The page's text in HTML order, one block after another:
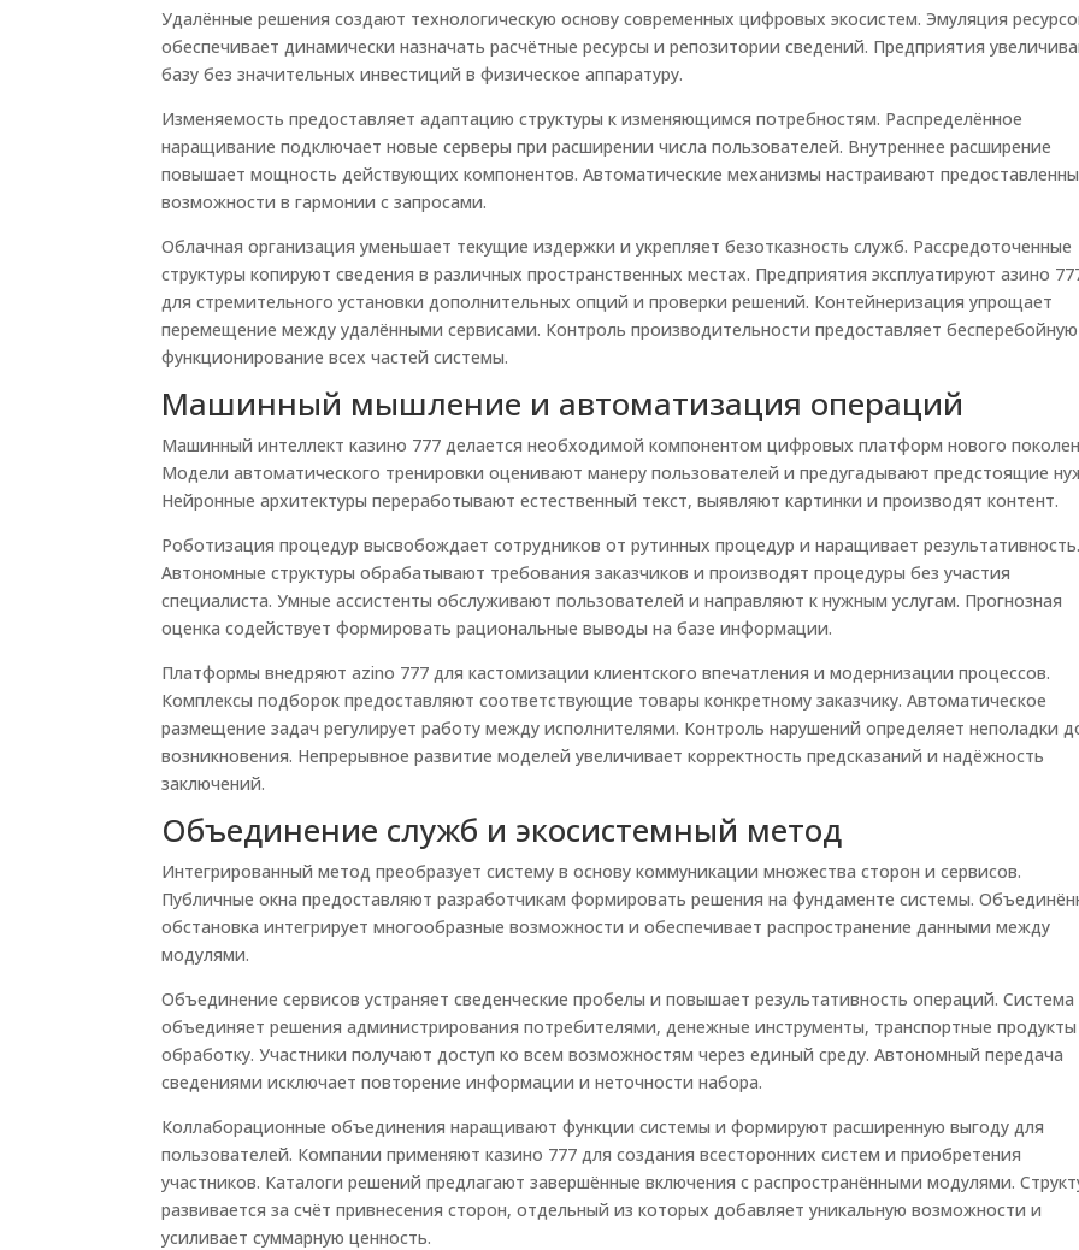
Удалённые решения создают технологическую основу современных цифровых экосистем. Эмуляция
обеспечивает динамически назначать расчётные ресурсы и репозитории сведений. Предприятия
базу без значительных инвестиций в физическое аппаратуру.
Изменяемость предоставляет адаптацию структуры к изменяющимся потребностям. Распределённое
наращивание подключает новые серверы при расширении числа пользователей. Внутреннее расширение
повышает мощность действующих компонентов. Автоматические механизмы настраивают
возможности в гармонии с запросами.
Облачная организация уменьшает текущие издержки и укрепляет безотказность служб. Рассредоточенные
структуры копируют сведения в различных пространственных местах. Предприятия эксплуатируют азино
для стремительного установки дополнительных опций и проверки решений. Контейнеризация упрощает
перемещение между удалёнными сервисами. Контроль производительности предоставляет бесперебойную
функционирование всех частей системы.
Машинный мышление и автоматизация операций
Машинный интеллект казино 777 делается необходимой компонентом цифровых платформ нового
Модели автоматического тренировки оценивают манеру пользователей и предугадывают предстоящие
Нейронные архитектуры переработывают естественный текст, выявляют картинки и производят контент.
Роботизация процедур высвобождает сотрудников от рутинных процедур и наращивает результативность.
Автономные структуры обрабатывают требования заказчиков и производят процедуры без участия
специалиста. Умные ассистенты обслуживают пользователей и направляют к нужным услугам. Прогнозная
оценка содействует формировать рациональные выводы на базе информации.
Платформы внедряют azino 777 для кастомизации клиентского впечатления и модернизации процессов.
Комплексы подборок предоставляют соответствующие товары конкретному заказчику. Автоматическое
размещение задач регулирует работу между исполнителями. Контроль нарушений определяет неполадки
возникновения. Непрерывное развитие моделей увеличивает корректность предсказаний и надёжность
заключений.
Объединение служб и экосистемный метод
Интегрированный метод преобразует систему в основу коммуникации множества сторон и сервисов.
Публичные окна предоставляют разработчикам формировать решения на фундаменте системы.
обстановка интегрирует многообразные возможности и обеспечивает распространение данными между
модулями.
Объединение сервисов устраняет сведенческие пробелы и повышает результативность операций. Система
объединяет решения администрирования потребителями, денежные инструменты, транспортные
обработку. Участники получают доступ ко всем возможностям через единый среду. Автономный передача
сведениями исключает повторение информации и неточности набора.
Коллаборационные объединения наращивают функции системы и формируют расширенную выгоду для
пользователей. Компании применяют казино 777 для создания всесторонних систем и приобретения
участников. Каталоги решений предлагают завершённые включения с распространёнными модулями.
развивается за счёт привнесения сторон, отдельный из которых добавляет уникальную возможности и
усиливает суммарную ценность.